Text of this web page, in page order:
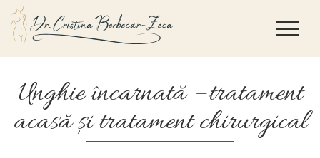
Unghie încarnată – tratament
acasă și tratament chirurgical